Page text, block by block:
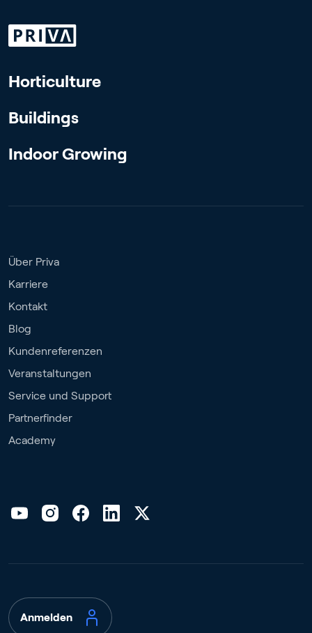
Horticulture
Buildings
Indoor Growing
Über Priva
Karriere
Kontakt
Blog
Kundenreferenzen
Veranstaltungen
Service und Support
Partnerfinder
Academy
Anmelden